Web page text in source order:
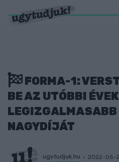
FORMA-1:
BE AZ UTÓBBI ÉVEK
LEGIZGALMASABB
NAGYDÍJÁT
ugytudjuk.hu 2022-05-